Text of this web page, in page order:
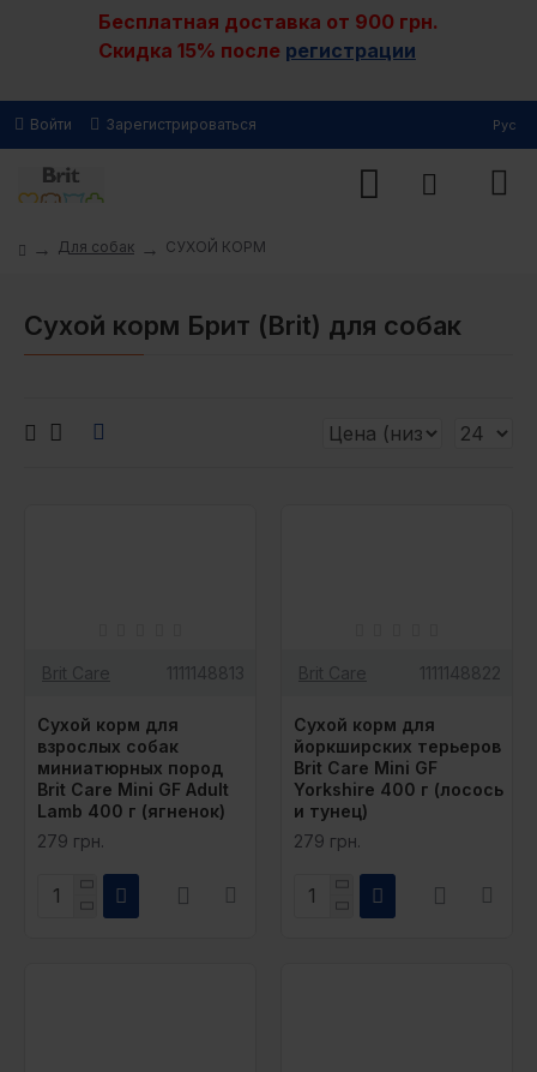
Бесплатная доставка от 900 грн.
Скидка 15% после регистрации
Войти Зарегистрироваться Рус
Для собак СУХОЙ КОРМ
Сухой корм Брит (Brit) для собак
Brit Care 1111148813
Сухой корм для
взрослых собак
миниатюрных пород
Brit Care Mini GF Adult
Lamb 400 г (ягненок)
279 грн.
Brit Care 1111148822
Сухой корм для
йоркширских терьеров
Brit Care Mini GF
Yorkshire 400 г (лосось
и тунец)
279 грн.